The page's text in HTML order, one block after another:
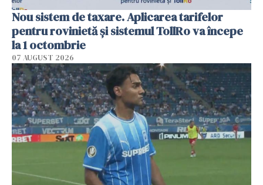
Nou sistem de taxare. Aplicarea tarifelor
pentru rovinietă şi sistemul TollRo va începe
la 1 octombrie
07 AUGUST 2026